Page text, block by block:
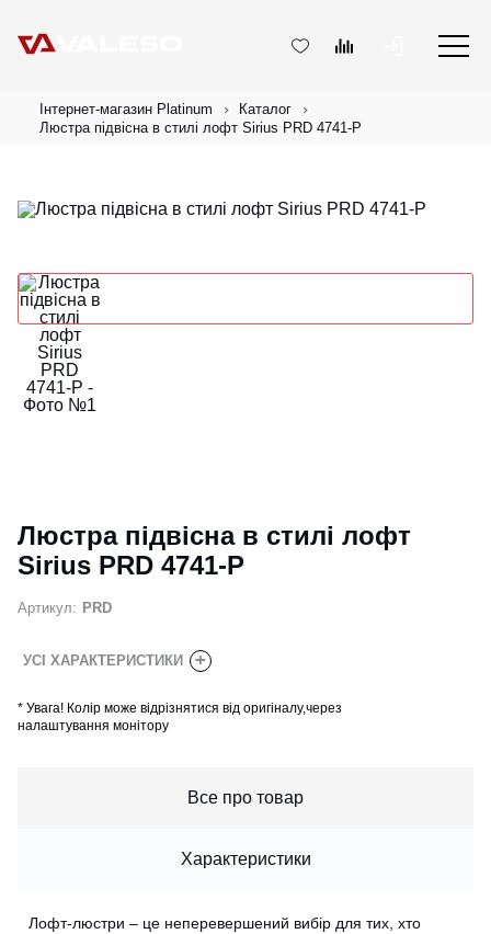
Інтернет-магазин Platinum
Каталог
Люстра підвісна в стилі лофт Sirius PRD 4741-P
Люстра підвісна в стилі лофт
Sirius PRD 4741-P
Артикул: PRD
УСІ ХАРАКТЕРИСТИКИ +
* Увага! Колір може відрізнятися від оригіналу,через
налаштування монітору
Все про товар
Характеристики
Лофт-люстри – це неперевершений вибір для тих, хто